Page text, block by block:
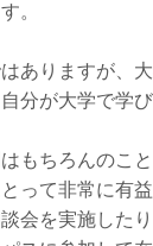
。
ありますが、
分が大学で学
もちろんのこ
って非常に有益
会を実施した